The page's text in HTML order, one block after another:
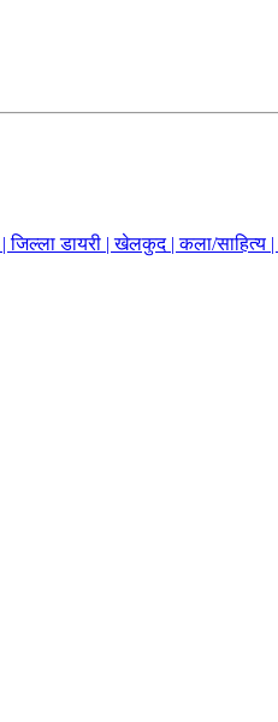
|जिल्ला डायरी |खेलकुद |कला/साहित्य |